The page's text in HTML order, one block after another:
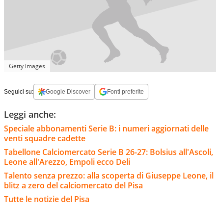
Getty images
Seguici su: Google Discover Fonti preferite
Leggi anche:
Speciale abbonamenti Serie B: i numeri aggiornati delle
venti squadre cadette
Tabellone Calciomercato Serie B 26-27: Bolsius all'Ascoli,
Leone all'Arezzo, Empoli ecco Deli
Talento senza prezzo: alla scoperta di Giuseppe Leone, il
blitz a zero del calciomercato del Pisa
Tutte le notizie del Pisa